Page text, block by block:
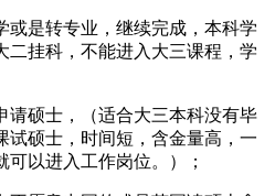
或是转专业，继续完成，本科学
二挂科，不能进入大三课程，学
请硕士，（适合大三本科没有毕
试硕士，时间短，含金量高，一
以进入工作岗位。）；